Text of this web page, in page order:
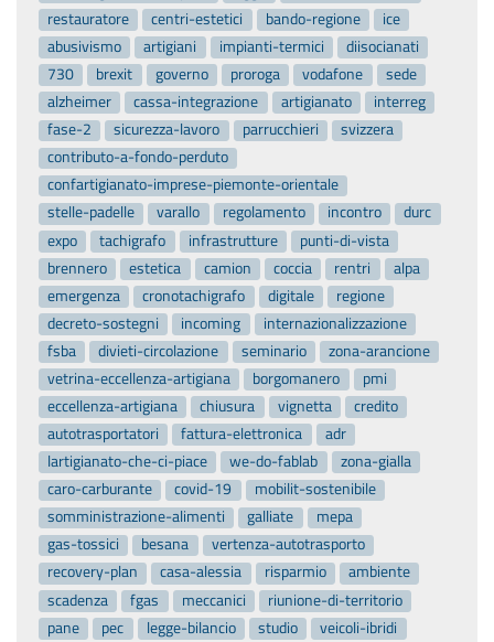
restauratore
centri-estetici bando-regione
ice
abusivismo
artigiani impianti-termici
diisocianati
730
brexit governo proroga vodafone
sede
alzheimer
cassa-integrazione artigianato
interreg
fase-2
sicurezza-lavoro parrucchieri
svizzera
contributo-a-fondo-perduto
confartigianato-imprese-piemonte-orientale
stelle-padelle
varallo regolamento incontro
durc
expo
tachigrafo infrastrutture
punti-di-vista
brennero
estetica camion coccia rentri
alpa
emergenza
cronotachigrafo digitale
regione
decreto-sostegni
incoming
internazionalizzazione
fsba
divieti-circolazione seminario
zona-arancione
vetrina-eccellenza-artigiana
borgomanero
pmi
eccellenza-artigiana
chiusura vignetta
credito
autotrasportatori
fattura-elettronica
adr
lartigianato-che-ci-piace
we-do-fablab
zona-gialla
caro-carburante
covid-19
mobilit-sostenibile
somministrazione-alimenti
galliate
mepa
gas-tossici
besana
vertenza-autotrasporto
recovery-plan
casa-alessia risparmio
ambiente
scadenza
fgas meccanici
riunione-di-territorio
pane
pec legge-bilancio studio
veicoli-ibridi